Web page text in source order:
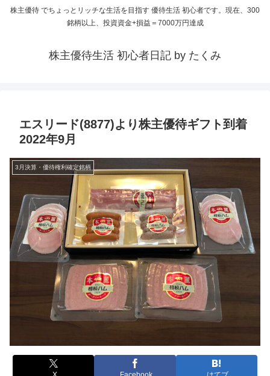
株主優待 でちょっとリッチな生活を目指す 優待生活 初心者です。現在、300
銘柄以上、投資資金+損益＝7000万円達成
株主優待生活 初心者日記 by たくみ
エスリード(8877)より株主優待ギフト到着
2022年9月
3月決算・優待権利確定銘柄